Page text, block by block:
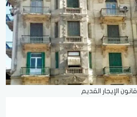
قانون الإيجار القديم